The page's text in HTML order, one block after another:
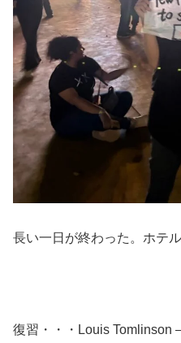
長い一日が終わった。ホテル
復習・・・Louis Tomlinson